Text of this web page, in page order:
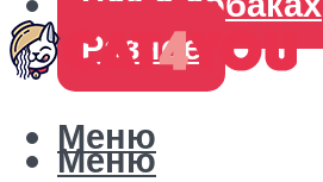
Разное
Меню
Меню